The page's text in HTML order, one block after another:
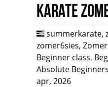
Karate
summerkarate,
zomer6sies,
Beginner class,
Absolute Beginners
apr, 2026